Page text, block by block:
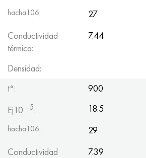
hacha106:
27
Conductividad
térmica:
7.44
Densidad:
t°:
900
Ej10 - 5: 18.5
hacha106:
29
Conductividad
7.39